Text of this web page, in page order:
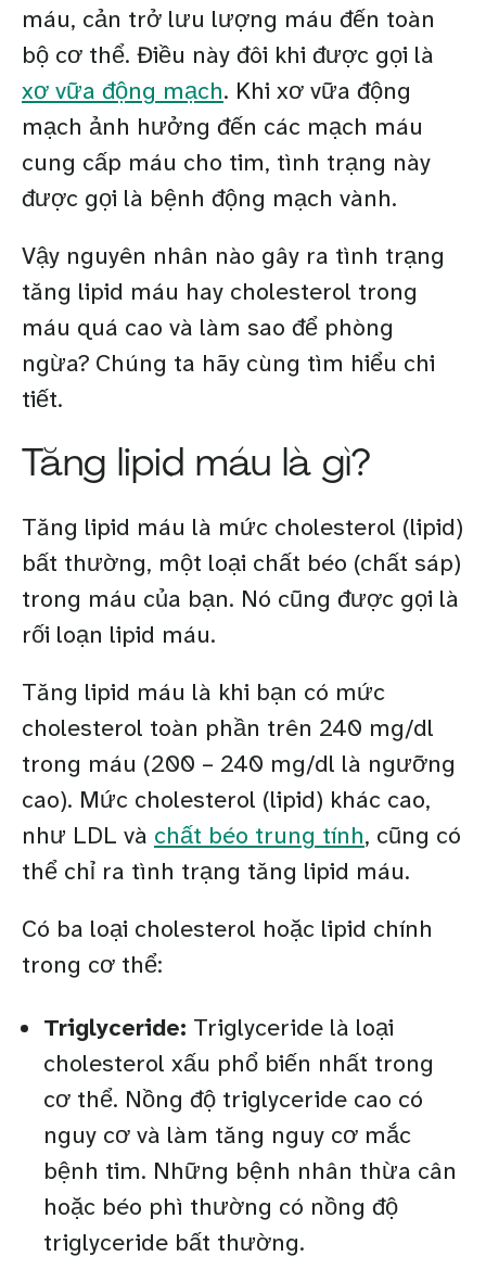
máu, cản trở lưu lượng máu đến toàn
bộ cơ thể. Điều này đôi khi được gọi là
xơ vữa động mạch. Khi xơ vữa động
mạch ảnh hưởng đến các mạch máu
cung cấp máu cho tim, tình trạng này
được gọi là bệnh động mạch vành.
Vậy nguyên nhân nào gây ra tình trạng
tăng lipid máu hay cholesterol trong
máu quá cao và làm sao để phòng
ngừa? Chúng ta hãy cùng tìm hiểu chi
tiết.
Tăng lipid máu là gì?
Tăng lipid máu là mức cholesterol (lipid)
bất thường, một loại chất béo (chất sáp)
trong máu của bạn. Nó cũng được gọi là
rối loạn lipid máu.
Tăng lipid máu là khi bạn có mức
cholesterol toàn phần trên 240 mg/dl
trong máu (200 – 240 mg/dl là ngưỡng
cao). Mức cholesterol (lipid) khác cao,
như LDL và chất béo trung tính, cũng có
thể chỉ ra tình trạng tăng lipid máu.
Có ba loại cholesterol hoặc lipid chính
trong cơ thể:
Triglyceride: Triglyceride là loại
cholesterol xấu phổ biến nhất trong
cơ thể. Nồng độ triglyceride cao có
nguy cơ và làm tăng nguy cơ mắc
bệnh tim. Những bệnh nhân thừa cân
hoặc béo phì thường có nồng độ
triglyceride bất thường.